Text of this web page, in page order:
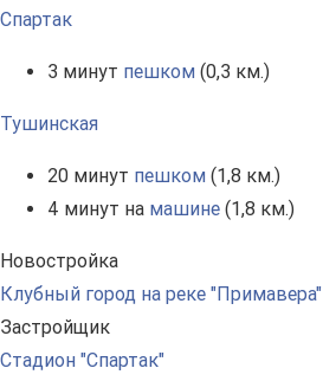
Спартак
3 минут пешком (0,3 км.)
Тушинская
20 минут пешком (1,8 км.)
4 минут на машине (1,8 км.)
Новостройка
Клубный город на реке "Примавера"
Застройщик
Стадион "Спартак"